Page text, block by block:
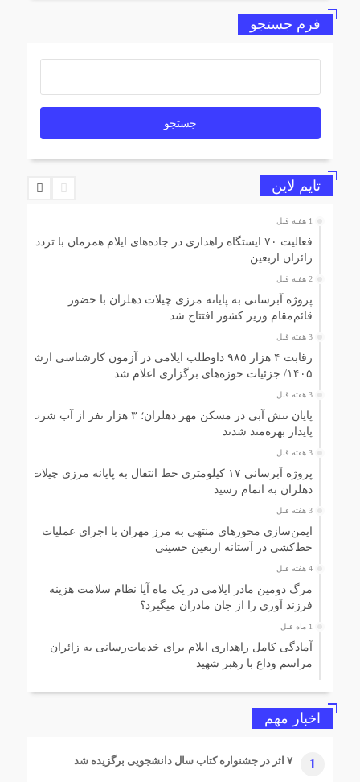
فرم جستجو
تایم لاین
1 هفته قبل
فعالیت ۷۰ ایستگاه راهداری در جاده‌های ایلام همزمان با تردد
زائران اربعین
2 هفته قبل
پروژه آبرسانی به پایانه مرزی چیلات دهلران با حضور
قائم‌مقام وزیر کشور افتتاح شد
3 هفته قبل
رقابت ۴ هزار ۹۸۵ داوطلب ایلامی در آزمون کارشناسی ارشد
۱۴۰۵/ جزئیات حوزه‌های برگزاری اعلام شد
3 هفته قبل
پایان تنش آبی در مسکن مهر دهلران؛ ۳ هزار نفر از آب شرب
پایدار بهره‌مند شدند
3 هفته قبل
پروژه آبرسانی ۱۷ کیلومتری خط انتقال به پایانه مرزی چیلات
دهلران به اتمام رسید
3 هفته قبل
ایمن‌سازی محورهای منتهی به مرز مهران با اجرای عملیات
خط‌کشی در آستانه اربعین حسینی
4 هفته قبل
مرگ دومین مادر ایلامی در یک ماه آیا نظام سلامت هزینه
فرزند آوری را از جان مادران میگیرد؟
1 ماه قبل
آمادگی کامل راهداری ایلام برای خدمات‌رسانی به زائران
مراسم وداع با رهبر شهید
رهاسازی آب از سد مخزنی میمه
1 ماه قبل
1 ماه قبل
اخبار مهم
1 ۷ اثر در جشنواره کتاب سال دانشجویی برگزیده شد